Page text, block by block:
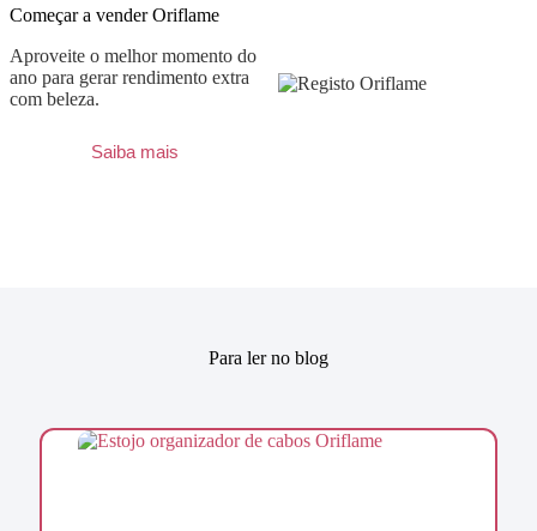
Começar a vender Oriflame
Aproveite o melhor momento do
ano para gerar rendimento extra
com beleza.
Saiba mais
Para ler no blog